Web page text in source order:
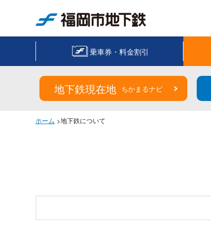
乗車券・料金割引
地下鉄現在地 ちかまるナビ
ホーム >地下鉄について